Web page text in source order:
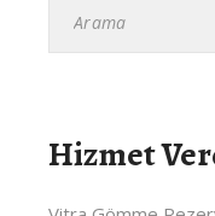
Hizmet